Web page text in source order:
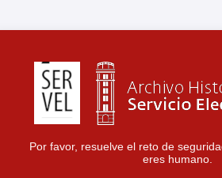
Por favor, resuelve el reto de
eres humano.